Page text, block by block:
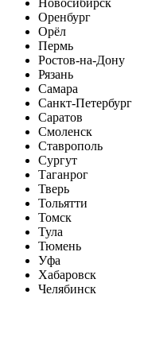
Новосибирск
Оренбург
Орёл
Пермь
Ростов-на-Дону
Рязань
Самара
Санкт-Петербург
Саратов
Смоленск
Ставрополь
Сургут
Таганрог
Тверь
Тольятти
Томск
Тула
Тюмень
Уфа
Хабаровск
Челябинск